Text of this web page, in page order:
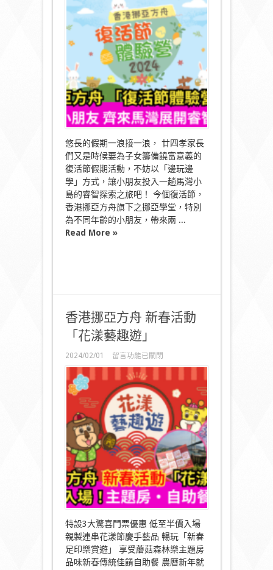
挪
亞
方
舟
載
譽
推
出
「復
活
節
體
驗
營
2024」
號
召
全
城
小
朋
友
齊
探
之
中
悠長的假期一浪接一浪， 廿四孝家長
們又是時候要為子女籌備饒富意義的
復活節假期活動，不妨以「邊玩邊
學」方式，讓小朋友投入一趟馬灣小
島的睿智探索之旅吧！ 今個復活節，
香港挪亞方舟旗下之挪亞學堂，特別
為不同年齡的小朋友，帶來兩 ...
Read More »
香港挪亞方舟 新春活動
「花漾藝趣遊」
2024/02/01
在
〈香
挪
亞
方
舟
新
春
活
動
「花
漾
藝
趣
遊」〉
中
留言功能已關閉
特設3大驚喜門票優惠 低至半價入場
親製連串花漾節慶手藝品 暢玩「新春
足印樂賞遊」 享受蘑菇森林樂主題房
品味新春傳統佳餚自助餐 農曆新年就